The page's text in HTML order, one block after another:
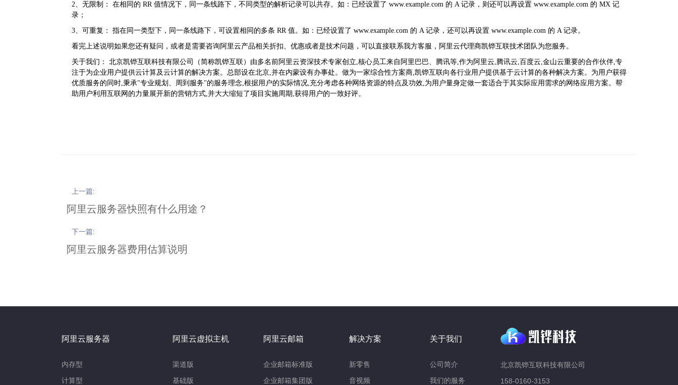
2、无限制： 在相同的 RR 值情况下，同一条线路下，不同类型的解析记录可以共存。如：已经设置了 www.example.com 的 A 记录，则还可以再设置 www.example.com 的 MX 记
录；
3、可重复： 指在同一类型下，同一条线路下，可设置相同的多条 RR 值。如：已经设置了 www.example.com 的 A 记录，还可以再设置 www.example.com 的 A 记录。
看完上述说明如果您还有疑问，或者是需要咨询阿里云产品相关折扣、优惠或者是技术问题，可以直接联系我方客服，阿里云代理商凯铧互联技术团队为您服务。
关于我们：
北京凯铧互联科技有限公司（简称凯铧互联）由多名前阿里云资深技术专家创立,核心员工来自阿里巴巴、腾讯等,作为阿里云,腾讯云,百度云,金山云重要的合作伙伴,专
注于为企业用户提供云计算及云计算的解决方案。总部设在北京,并在内蒙设有办事处。做为一家综合性方案商,凯铧互联向各行业用户提供基于云计算的各种解决方案。为用户获得
优质服务的同时,秉承"专业规划、周到服务"的服务理念,根据用户的实际情况,充分考虑各种网络资源的特点及功效,为用户量身定做一套适合于其实际应用需求的网络应用方案。帮
助用户利用互联网的力量展开新的营销方式,并大大缩短了项目实施周期,获得用户的一致好评。
上一篇:
阿里云服务器快照有什么用途？
下一篇:
阿里云服务器费用估算说明
阿里云服务器
内存型
计算型
阿里云虚拟主机
渠道版
基础版
阿里云邮箱
企业邮箱标准版
企业邮箱集团版
解决方案
新零售
音视频
关于我们
公司简介
我们的服务
北京凯铧互联科技有限公司
158-0160-3153